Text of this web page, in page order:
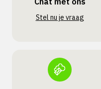
Stel nu je vraag